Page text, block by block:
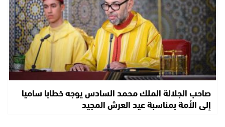
صاحب الجلالة الملك محمد السادس يوجه خطابا ساميا
إلى الأمة بمناسبة عيد العرش المجيد